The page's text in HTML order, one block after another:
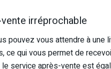
irréprochable
pouvez vous attendre à une
qui vous permet de
service après-vente est